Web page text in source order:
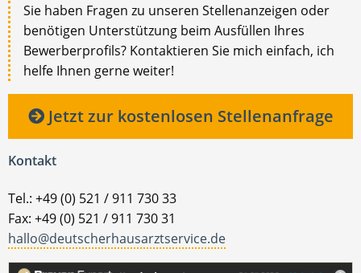
Sie haben Fragen zu unseren Stellenanzeigen oder
benötigen Unterstützung beim Ausfüllen Ihres
Bewerberprofils? Kontaktieren Sie mich einfach, ich
helfe Ihnen gerne weiter!
Jetzt zur kostenlosen Stellenanfrage
Kontakt
Tel.: +49 (0) 521 / 911 730 33
Fax: +49 (0) 521 / 911 730 31
hallo@deutscherhausarztservice.de